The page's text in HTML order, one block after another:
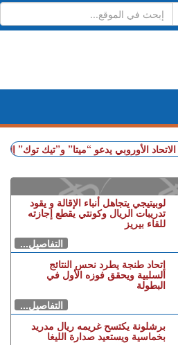
الأوروبي يدعو “ميتا” و”تيك توك” إلى
لوبيتيجي يتجاهل أنباء الإقالة و يقود
تدريبات الريال وكونتي يقطع إجازته
للقاء بيريز
التفاصيل...
إتحاد طنجة يطرد نحس النتائج
السلبية ويحقق فوزه الأول في
البطولة
التفاصيل...
برشلونة يكتسح غريمه ريال مدريد
بخماسية ويستعيد صدارة الليغا